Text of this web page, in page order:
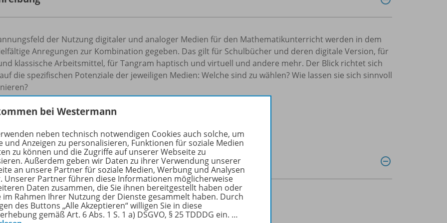
der Nutzung digitaler und analoger Medien für den Mathematikunterricht werden in dem
Anregungen zur Kombination gegeben. Das gilt für Schulbücher und deren digitale Version, für
klassische Arbeitsmittel, für Tangram haptisch und virtuell und andere mehr. Der Blick richtet sich
die spezifischen Potenziale der jeweiligen Medien: Welche sind zu wählen? Wie lassen sie sich sinnvoll
Sie mehr über die Reihe
bei Westermann
neben technisch notwendigen Cookies auch solche, um
und Anzeigen zu personalisieren, Funktionen für soziale Medien
zu können und die Zugriffe auf unserer Webseite zu
Außerdem geben wir Daten zu ihrer Verwendung unserer
an unsere Partner für soziale Medien, Werbung und Analysen
Unserer Partner führen diese Informationen möglicherweise
Daten zusammen, die Sie ihnen bereitgestellt haben oder
im Rahmen Ihrer Nutzung der Dienste gesammelt haben. Durch
des Buttons „Alle Akzeptieren“ willigen Sie in diese
gemäß Art. 6 Abs. 1 S. 1 a) DSGVO, § 25 TDDDG ein. …